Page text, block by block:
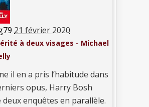
21 février 2020
à deux visages - Michael
il en a pris l’habitude dans
opus, Harry Bosh
deux enquêtes en parallèle.